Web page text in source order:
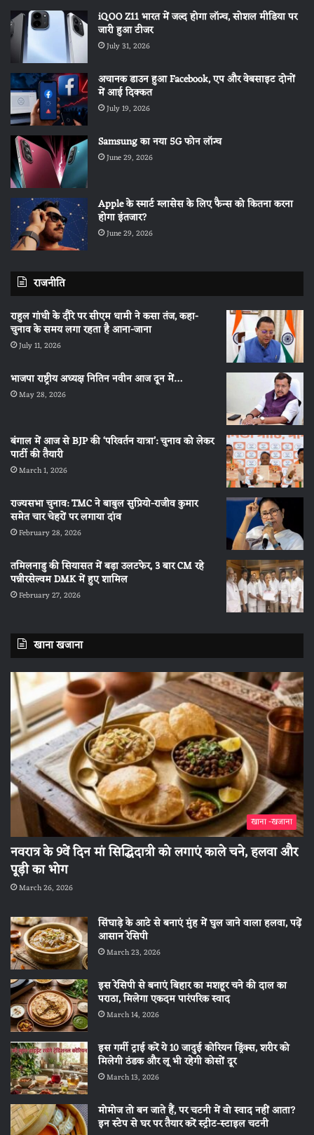
iQOO Z11 भारत में जल्द होगा लॉन्च, सोशल मीडिया पर
जारी हुआ टीजर
July 31, 2026
अचानक डाउन हुआ Facebook, एप और वेबसाइट दोनों
में आई दिक्कत
July 19, 2026
Samsung का नया 5G फोन लॉन्च
June 29, 2026
Apple के स्मार्ट ग्लासेस के लिए फैन्स को कितना करना
होगा इंतजार?
June 29, 2026
राजनीति
राहुल गांधी के दौरे पर सीएम धामी ने कसा तंज, कहा-
चुनाव के समय लगा रहता है आना-जाना
July 11, 2026
भाजपा राष्ट्रीय अध्यक्ष नितिन नवीन आज दून में…
May 28, 2026
बंगाल में आज से BJP की ‘परिवर्तन यात्रा’: चुनाव को लेकर
पार्टी की तैयारी
March 1, 2026
राज्यसभा चुनाव: TMC ने बाबुल सुप्रियो-राजीव कुमार
समेत चार चेहरों पर लगाया दांव
February 28, 2026
तमिलनाडु की सियासत में बड़ा उलटफेर, 3 बार CM रहे
पन्नीरसेल्वम DMK में हुए शामिल
February 27, 2026
खाना खजाना
खाना -खजाना
नवरात्र के 9वें दिन मां सिद्धिदात्री को लगाएं काले चने, हलवा और
पूड़ी का भोग
March 26, 2026
सिंघाड़े के आटे से बनाएं मुंह में घुल जाने वाला हलवा, पढ़ें
आसान रेसिपी
March 23, 2026
इस रेसिपी से बनाएं बिहार का मशहूर चने की दाल का
पराठा, मिलेगा एकदम पारंपरिक स्वाद
March 14, 2026
इस गर्मी ट्राई करें ये 10 जादुई कोरियन ड्रिंक्स, शरीर को
मिलेगी ठंडक और लू भी रहेगी कोसों दूर
March 13, 2026
मोमोज तो बन जाते हैं, पर चटनी में वो स्वाद नहीं आता?
इन स्टेप से घर पर तैयार करें स्ट्रीट-स्टाइल चटनी